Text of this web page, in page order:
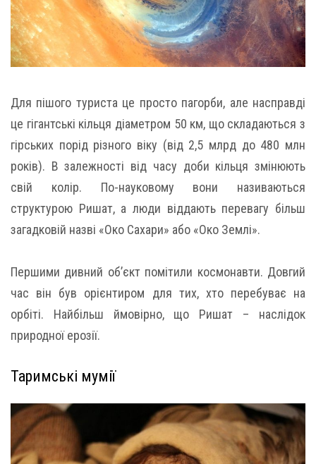
Для пішого туриста це просто пагорби, але насправді
це гігантські кільця діаметром 50 км, що складаються з
гірських порід різного віку (від 2,5 млрд до 480 млн
років). В залежності від часу доби кільця змінюють
свій колір. По-науковому вони називаються
структурою Ришат, а люди віддають перевагу більш
загадковій назві «Око Сахари» або «Око Землі».
Першими дивний об’єкт помітили космонавти. Довгий
час він був орієнтиром для тих, хто перебуває на
орбіті. Найбільш ймовірно, що Ришат – наслідок
природної ерозії.
Таримські мумії